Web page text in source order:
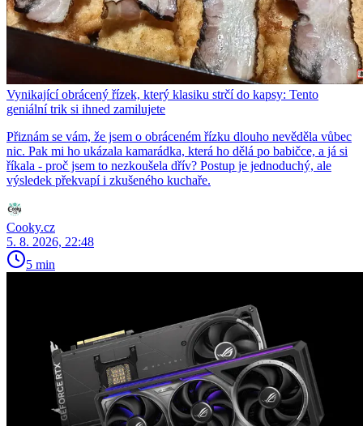
Vynikající obrácený řízek, který klasiku strčí do kapsy: Tento
geniální trik si ihned zamilujete
Přiznám se vám, že jsem o obráceném řízku dlouho nevěděla vůbec
nic. Pak mi ho ukázala kamarádka, která ho dělá po babičce, a já si
říkala - proč jsem to nezkoušela dřív? Postup je jednoduchý, ale
výsledek překvapí i zkušeného kuchaře.
Cooky.cz
5. 8. 2026, 22:48
5 min